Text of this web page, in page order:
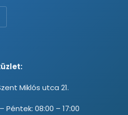
Miklós utca 21.
Péntek: 08:00 – 17:00